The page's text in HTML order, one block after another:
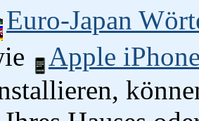
Euro-Japan
Apple